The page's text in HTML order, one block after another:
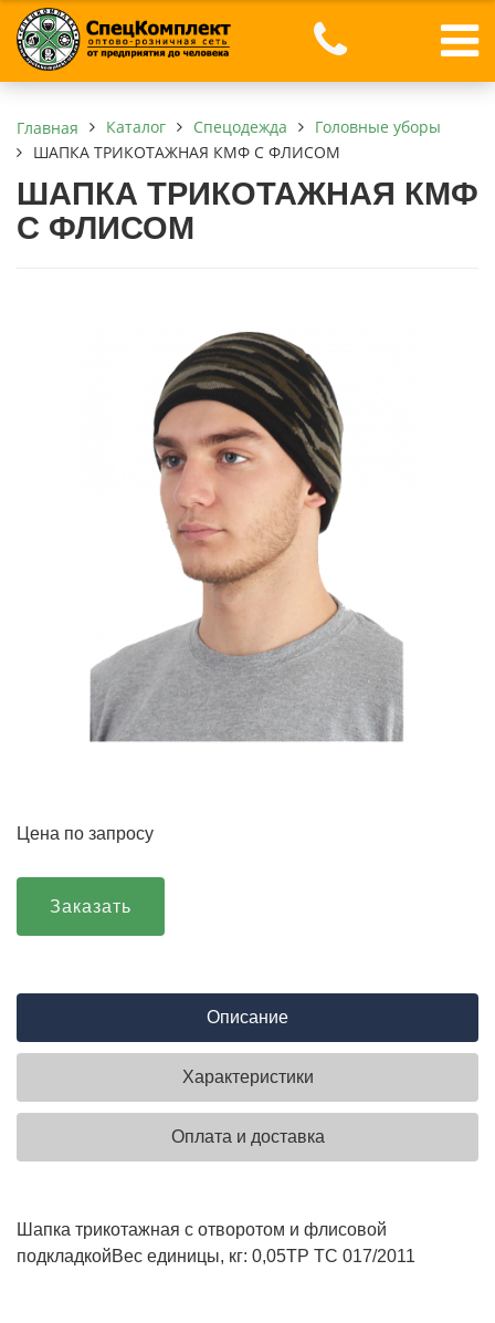
Главная Каталог Спецодежда
Головные уборы
ШАПКА ТРИКОТАЖНАЯ КМФ С ФЛИСОМ
ШАПКА ТРИКОТАЖНАЯ КМФ
С ФЛИСОМ
Цена по запросу
Заказать
Описание
Характеристики
Оплата и доставка
Шапка трикотажная с отворотом и флисовой
подкладкойВес единицы, кг: 0,05ТР ТС 017/2011